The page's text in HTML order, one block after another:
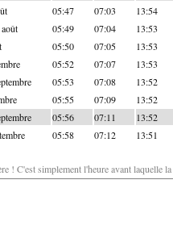
05:47 07:03 13:54
05:49 07:04 13:53
05:50 07:05 13:53
05:52 07:07 13:53
05:53 07:08 13:52
05:55 07:09 13:52
05:56 07:11 13:52
05:58 07:12 13:51
! C'est simplement l'heure avant laquelle